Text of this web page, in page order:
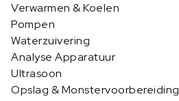
Verwarmen & Koelen
Pompen
Waterzuivering
Analyse Apparatuur
Ultrasoon
Opslag & Monstervoorbereiding